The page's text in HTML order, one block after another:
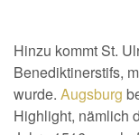
Hinzu kommt St.
Benediktinerstifs,
wurde. Augsburg
Highlight, nämlich